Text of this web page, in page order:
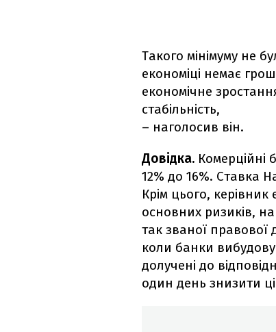
Такого мінімуму не
економіці немає
економічне
стабільність,
– наголосив він.
Довідка. Комерційні
12% до 16%. Ставка
Крім цього,
основних ризиків, на
так званої правової
коли банки
долучені до
один день знизити